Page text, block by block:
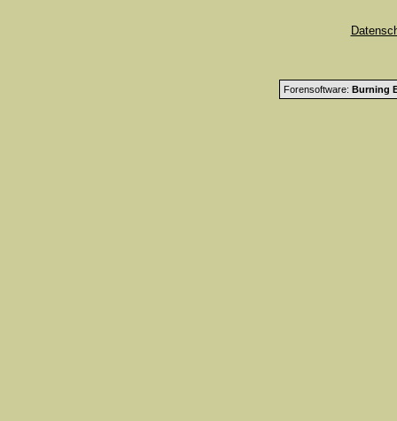
Forensoftware: Burning